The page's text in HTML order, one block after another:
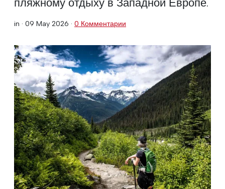
in · 09 May 2026 · 0 Комментарии